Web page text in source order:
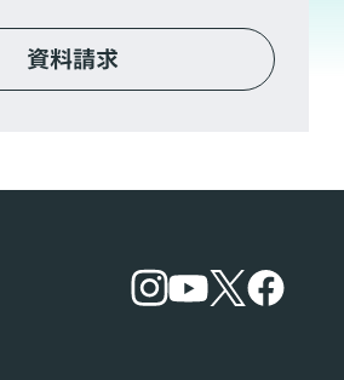
資料請求